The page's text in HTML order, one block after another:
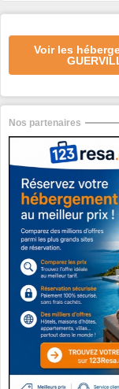
Voir les
Nos partenaires